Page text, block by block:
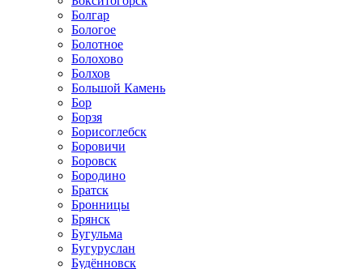
Болгар
Бологое
Болотное
Болохово
Болхов
Большой Камень
Бор
Борзя
Борисоглебск
Боровичи
Боровск
Бородино
Братск
Бронницы
Брянск
Бугульма
Бугуруслан
Будённовск